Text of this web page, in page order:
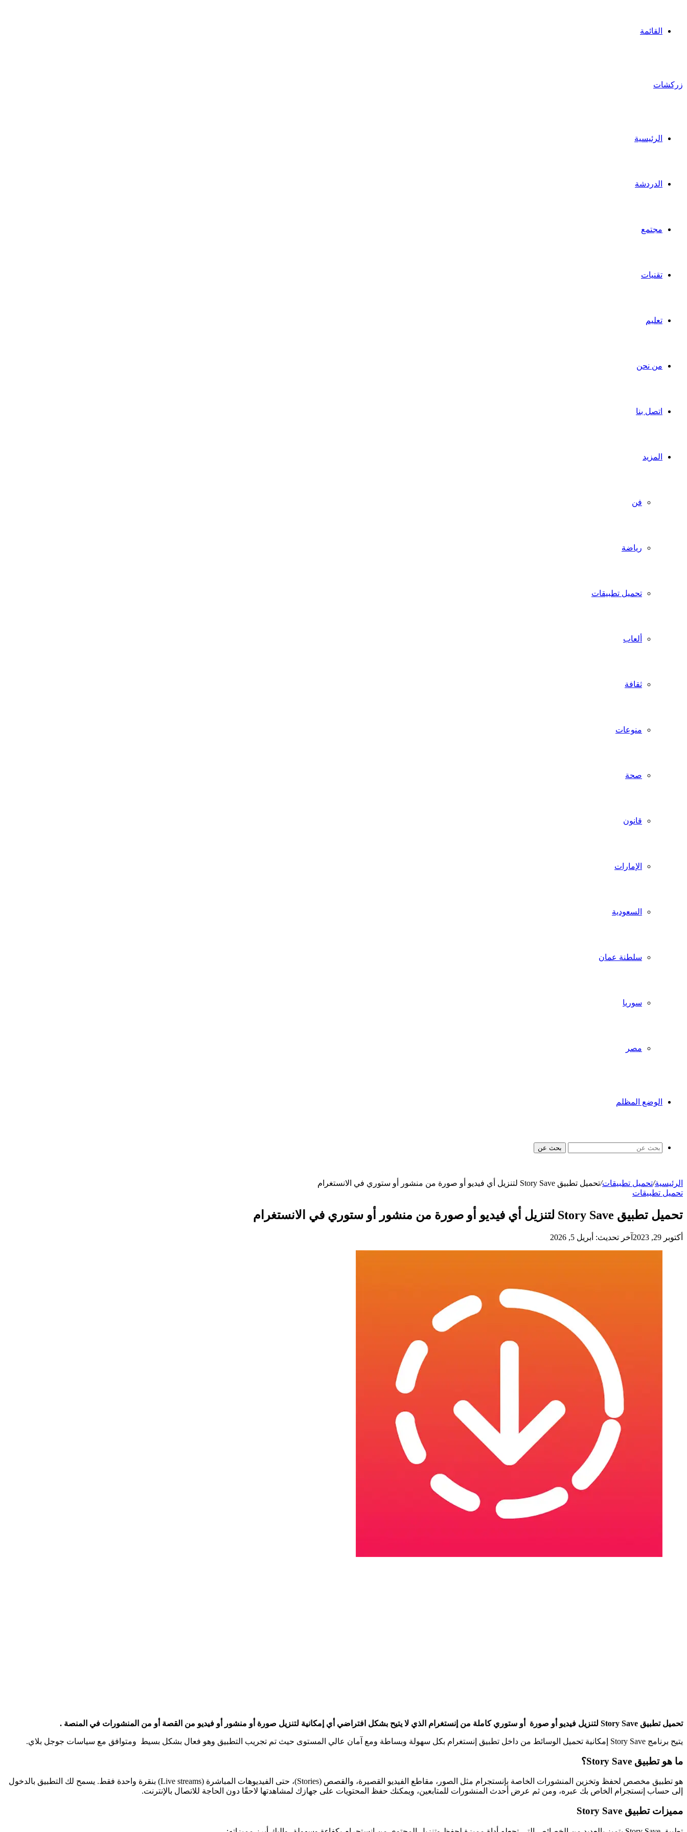
القائمة
زركشات
الرئيسية
الدردشة
مجتمع
تقنيات
تعليم
من نحن
اتصل بنا
المزيد
فن
رياضة
تحميل تطبيقات
ألعاب
ثقافة
منوعات
صحة
قانون
الإمارات
السعودية
سلطنة عمان
سوريا
مصر
الوضع المظلم
بحث عن
الرئيسية/تحميل تطبيقات/تحميل تطبيق Story Save لتنزيل أي فيديو أو صورة من منشور أو ستوري في الانستغرام
تحميل تطبيقات
تحميل تطبيق Story Save لتنزيل أي فيديو أو صورة من منشور أو ستوري في الانستغرام
أكتوبر 29, 2023 آخر تحديث: أبريل 5, 2026
تحميل تطبيق Story Save لتنزيل فيديو أو صورة أو ستوري كاملة من إنستغرام الذي لا يتيح بشكل افتراضي أي إمكانية لتنزيل صورة أو منشور أو فيديو من القصة أو من المنشورات في المنصة .
يتيح برنامج Story Save إمكانية تحميل الوسائط من داخل تطبيق إنستغرام بكل سهولة وبساطة ومع آمان عالي المستوى حيث تم تجريب التطبيق وهو فعال بشكل بسيط ومتوافق مع سياسات جوجل بلاي.
ما هو تطبيق Story Save؟
هو تطبيق مخصص لحفظ وتخزين المنشورات الخاصة بإنستجرام مثل الصور، مقاطع الفيديو القصيرة، والقصص (Stories)، حتى الفيديوهات المباشرة (Live streams) بنقرة واحدة فقط. يسمح لك التطبيق بالدخول
إلى حساب إنستجرام الخاص بك عبره، ومن ثم عرض أحدث المنشورات للمتابعين، ويمكنك حفظ المحتويات على جهازك لمشاهدتها لاحقًا دون الحاجة للاتصال بالإنترنت.
مميزات تطبيق Story Save